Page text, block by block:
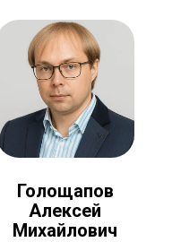
Голощапов
Алексей
Михайлович